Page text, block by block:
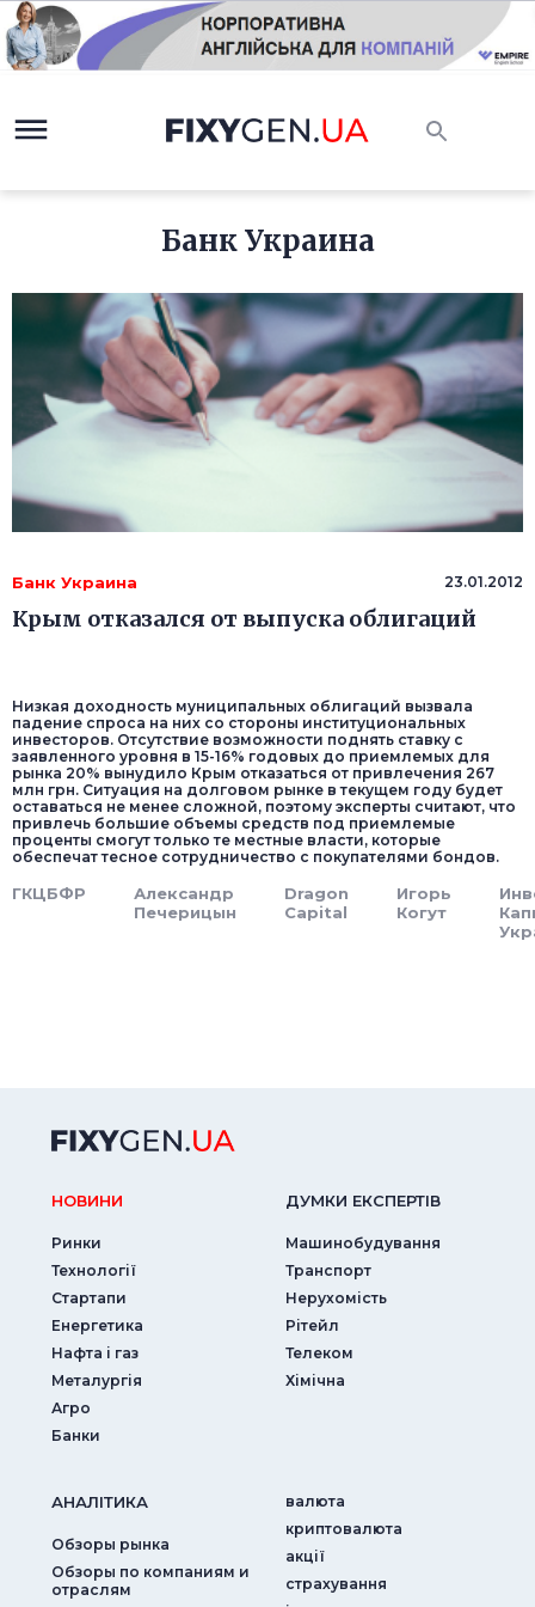
Банк Украина
Банк Украина 23.01.2012
Крым отказался от выпуска облигаций
Низкая доходность муниципальных облигаций вызвала
падение спроса на них со стороны институциональных
инвесторов. Отсутствие возможности поднять ставку с
заявленного уровня в 15-16% годовых до приемлемых для
рынка 20% вынудило Крым отказаться от привлечения 267
млн грн. Ситуация на долговом рынке в текущем году будет
оставаться не менее сложной, поэтому эксперты считают, что
привлечь большие объемы средств под приемлемые
проценты смогут только те местные власти, которые
обеспечат тесное сотрудничество с покупателями бондов.
ГКЦБФР
Александр
Печерицын
Dragon
Capital
Игорь
Когут
НОВИНИ
Ринки
Технології
Стартапи
Енергетика
Нафта і газ
Металургія
Агро
Банки
ДУМКИ ЕКСПЕРТIВ
Машинобудування
Транспорт
Нерухомість
Рітейл
Телеком
Хімічна
АНАЛIТИКА
Обзоры рынка
Обзоры по компаниям и
отраслям
валюта
криптовалюта
акції
страхування